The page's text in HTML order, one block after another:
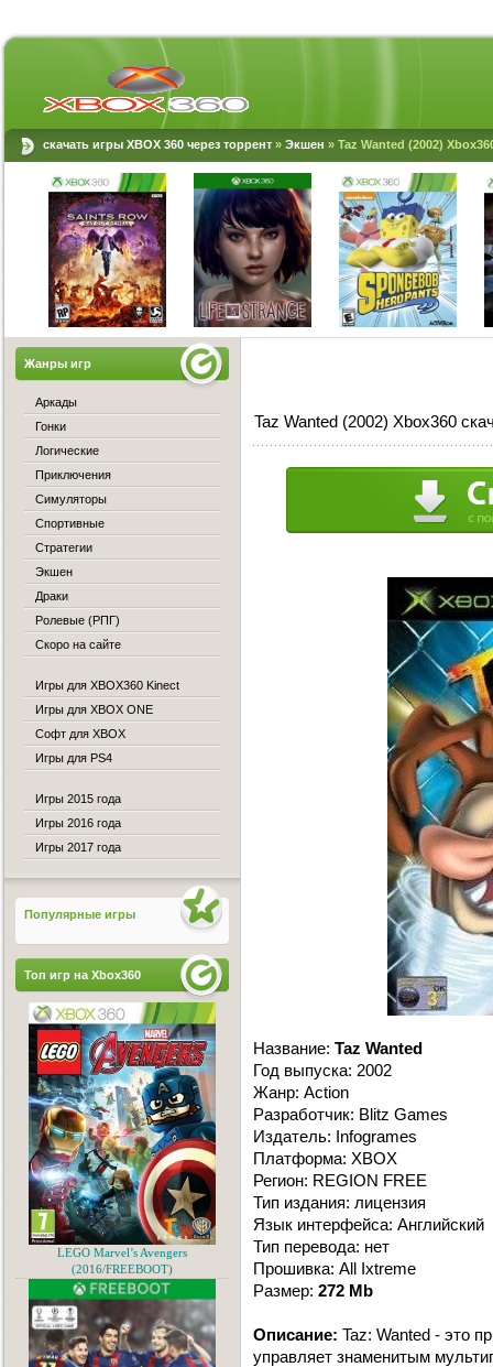
скачать игры XBOX 360 через торрент » Экшен » Taz Wanted (2002)
Taz Wanted (2002) Xbox360
Название: Taz Wanted
Год выпуска: 2002
Жанр: Action
Разработчик: Blitz Games
Издатель: Infogrames
Платформа: XBOX
Регион: REGION FREE
Тип издания: лицензия
Язык интерфейса: Английский
Тип перевода: нет
Прошивка: All Ixtreme
Размер: 272 Mb
Описание: Taz: Wanted - это
управляет знаменитым
Жанры игр
Аркады
Гонки
Логические
Приключения
Симуляторы
Спортивные
Стратегии
Экшен
Драки
Ролевые (РПГ)
Скоро на сайте
Игры для XBOX360 Kinect
Игры для XBOX ONE
Софт для XBOX
Игры для PS4
Игры 2015 года
Игры 2016 года
Игры 2017 года
Популярные игры
Топ игр на Xbox360
LEGO Marvel’s Avengers
(2016/FREEBOOT)